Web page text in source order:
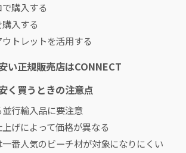
購入する
入する
トレットを活用する
い正規販売店はCONNECT
く買うときの注意点
行輸入品に要注意
げによって価格が異なる
番人気のビーチ材が対象になりにくい